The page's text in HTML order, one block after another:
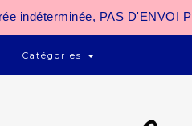
indéterminée, PAS D'ENVOI
Catégories